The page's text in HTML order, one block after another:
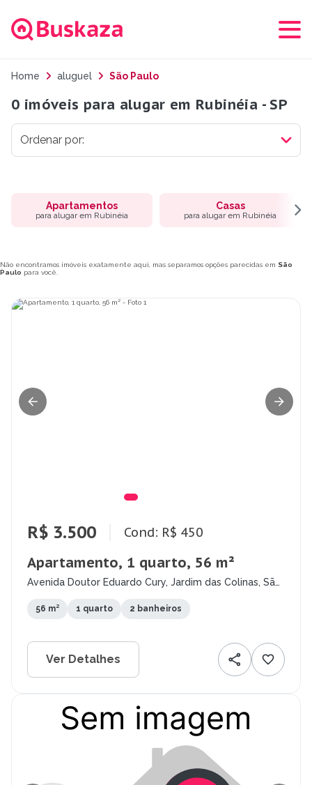
Home aluguel São Paulo
0 imóveis para alugar em Rubinéia - SP
Apartamentos
para alugar em Rubinéia
Casas
para alugar em Rubinéia
Não encontramos imóveis exatamente aqui, mas separamos opções parecidas em São
Paulo para você.
R$ 3.500 Cond: R$ 450
Apartamento, 1 quarto, 56 m²
Avenida Doutor Eduardo Cury, Jardim das Colinas, São
56 m² 1 quarto 2 banheiros
Ver Detalhes